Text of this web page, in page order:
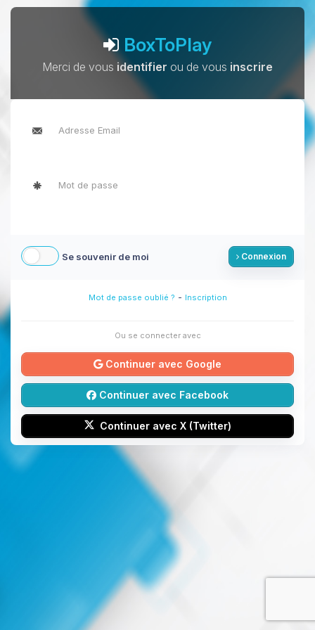
BoxToPlay
Merci de vous identifier ou de vous inscrire
Se souvenir de moi Connexion
Mot de passe oublié ? - Inscription
Ou se connecter avec
Continuer avec Google
Continuer avec Facebook
Continuer avec X (Twitter)